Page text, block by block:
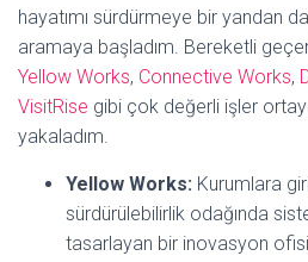
hayatımı sürdürmeye bir yandan
aramaya başladım. Bereketli
Yellow Works, Connective Works,
VisitRise gibi çok değerli işler
yakaladım.
Yellow Works: Kurumlara
sürdürülebilirlik odağında
tasarlayan bir inovasyon